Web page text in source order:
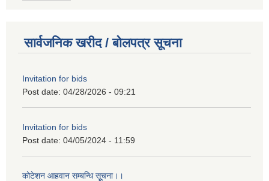
सार्वजनिक खरीद / बोलपत्र सूचना
Invitation for bids
Post date: 04/28/2026 - 09:21
Invitation for bids
Post date: 04/05/2024 - 11:59
कोटेशन आहवान सम्बन्धि सूूचना।।